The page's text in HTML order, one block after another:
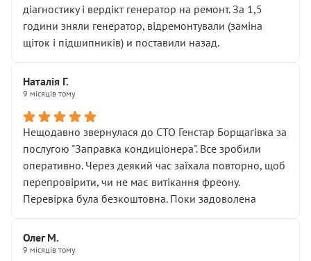
діагностику і вердікт генератор на ремонт. За 1,5
години зняли генератор, відремонтували (заміна
щіток і підшипників) и поставили назад.
Наталія Г.
9 місяців тому
Нещодавно звернулася до СТО Генстар Борщагівка за
послугою "Заправка кондиціонера". Все зробили
оперативно. Через деякий час заїхала повторно, щоб
перепровірити, чи не має витікання фреону.
Перевірка була безкоштовна. Поки задоволена
Олег М.
9 місяців тому